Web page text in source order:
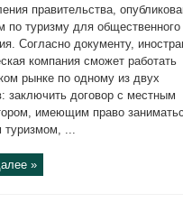
правительства,
по туризму для общественного
Согласно документу,
компания сможет работать
рынке по одному из двух
заключить договор с местным
имеющим право
туризмом, ...
»